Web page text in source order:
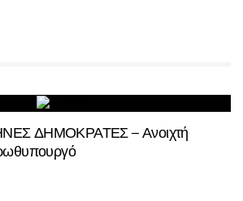
ΔΗΜΟΚΡΑΤΕΣ – Ανοιχτή